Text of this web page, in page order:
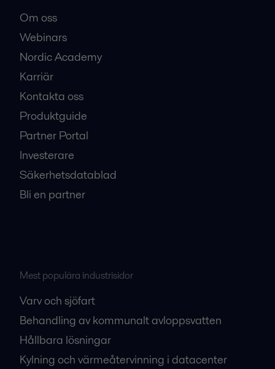
Om oss
Webinars
Nordic Academy
Karriär
Kontakta oss
Produktguide
Partner Portal
Investerare
Säkerhetsdatablad
Bli en partner
Mest populära industrisidor
Varv och sjöfart
Behandling av kommunalt avloppsvatten
Hållbara lösningar
Kylning och värmeåtervinning i datacenter